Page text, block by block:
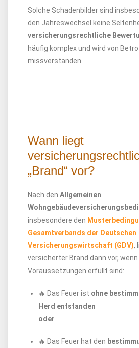
Solche Schadenbilder sind
den Jahreswechsel keine
versicherungsrechtliche
häufig komplex und wird von
missverstanden.
Wann liegt
„Brand“ vor?
Nach den Allgemeinen
insbesondere den
Gesamtverbands der Deutschen
Versicherungswirtschaft (GDV),
versicherter Brand dann vor,
Voraussetzungen erfüllt sind:
🔥 Das Feuer ist ohne
Herd entstanden
oder
🔥 Das Feuer hat den